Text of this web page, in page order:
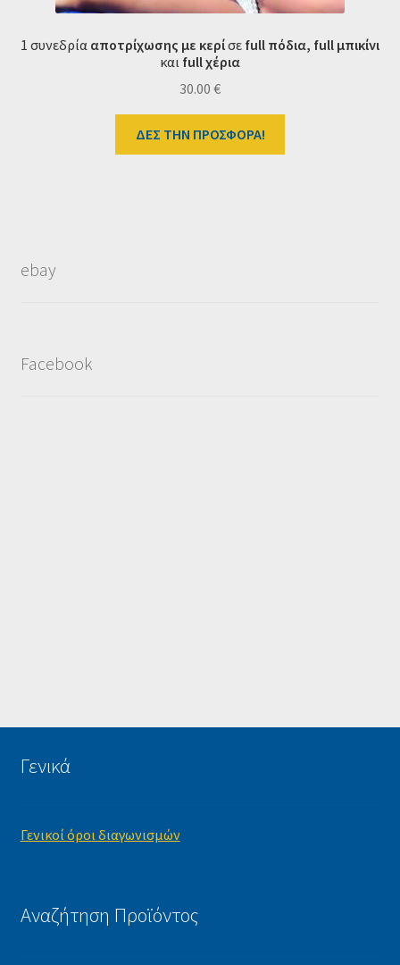
1 συνεδρία αποτρίχωσης με κερίσε full πόδια, full μπικίνι
και full χέρια
30.00 €
ΔΕΣ ΤΗΝ ΠΡΟΣΦΟΡΑ!
ebay
Facebook
Γενικά
Γενικοί όροι διαγωνισμών
Αναζήτηση Προϊόντος